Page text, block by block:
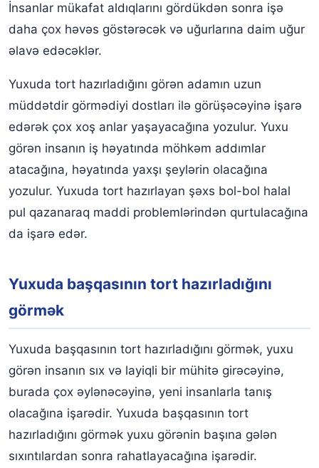
İnsanlar mükafat aldıqlarını gördükdən sonra işə
daha çox həvəs göstərəcək və uğurlarına daim uğur
əlavə edəcəklər.
Yuxuda tort hazırladığını görən adamın uzun
müddətdir görmədiyi dostları ilə görüşəcəyinə işarə
edərək çox xoş anlar yaşayacağına yozulur. Yuxu
görən insanın iş həyatında möhkəm addımlar
atacağına, həyatında yaxşı şeylərin olacağına
yozulur. Yuxuda tort hazırlayan şəxs bol-bol halal
pul qazanaraq maddi problemlərindən qurtulacağına
da işarə edər.
Yuxuda başqasının tort hazırladığını
görmək
Yuxuda başqasının tort hazırladığını görmək, yuxu
görən insanın sıx və layiqli bir mühitə girəcəyinə,
burada çox əylənəcəyinə, yeni insanlarla tanış
olacağına işarədir. Yuxuda başqasının tort
hazırladığını görmək yuxu görənin başına gələn
sıxıntılardan sonra rahatlayacağına işarədir.